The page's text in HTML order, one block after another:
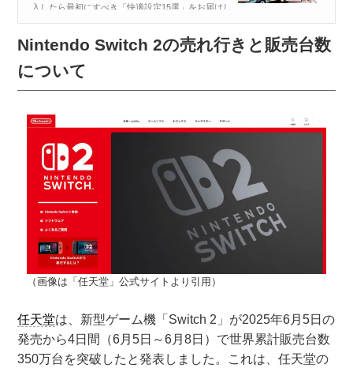
入したら最初にすべき「快適設定15選」をお届けし
Nintendo Switch 2の売れ行きと販売台数
について
（画像は「任天堂」公式サイトより引用）
任天堂は、新型ゲーム機「Switch 2」が2025年6月5日の
発売から4日間（6月5日～6月8日）で世界累計販売台数
350万台を突破したと発表しました。これは、任天堂の